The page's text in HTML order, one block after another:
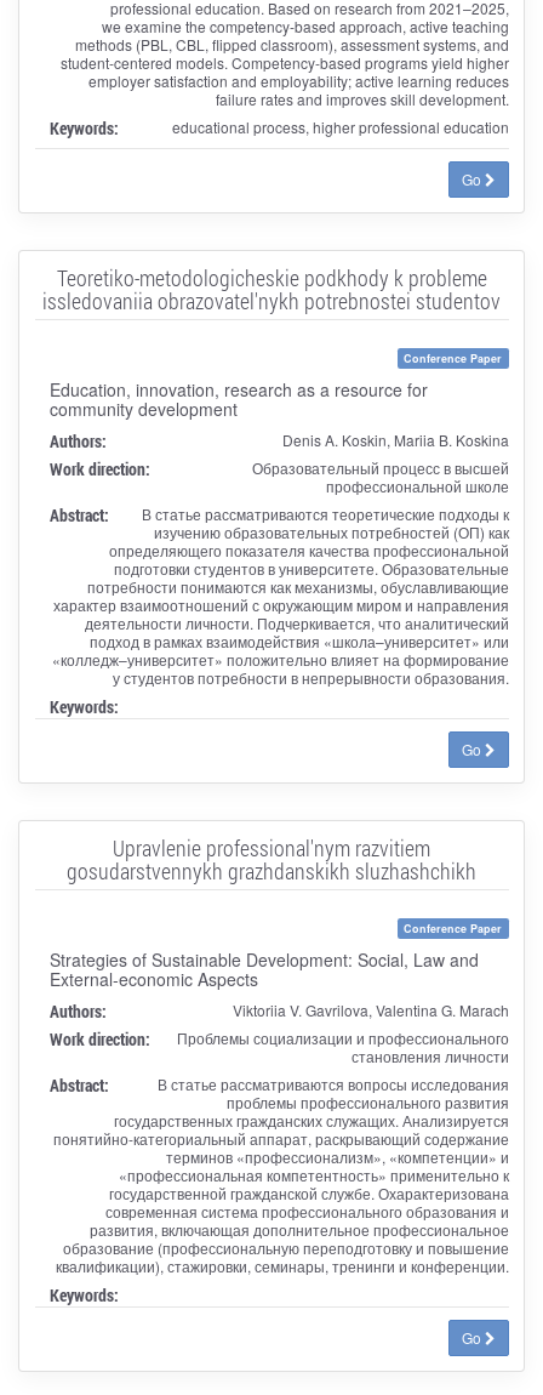
professional education. Based on research from 2021–2025,
we examine the competency-based approach, active teaching
methods (PBL, CBL, flipped classroom), assessment systems, and
student-centered models. Competency-based programs yield higher
employer satisfaction and employability; active learning reduces
failure rates and improves skill development.
Keywords: educational process, higher professional education
Go
Teoretiko-metodologicheskie podkhody k probleme
issledovaniia obrazovatel'nykh potrebnostei studentov
Conference Paper
Education, innovation, research as a resource for
community development
Authors: Denis A. Koskin, Mariia B. Koskina
Work direction:
Образовательный процесс в высшей
профессиональной школе
Abstract:
В статье рассматриваются теоретические подходы к
изучению образовательных потребностей (ОП) как
определяющего показателя качества профессиональной
подготовки студентов в университете. Образовательные
потребности понимаются как механизмы, обуславливающие
характер взаимоотношений с окружающим миром и направления
деятельности личности. Подчеркивается, что аналитический
подход в рамках взаимодействия «школа–университет» или
«колледж–университет» положительно влияет на формирование
у студентов потребности в непрерывности образования.
Keywords:
Go
Upravlenie professional'nym razvitiem
gosudarstvennykh grazhdanskikh sluzhashchikh
Conference Paper
Strategies of Sustainable Development: Social, Law and
External-economic Aspects
Authors: Viktoriia V. Gavrilova, Valentina G. Marach
Work direction:
Проблемы социализации и профессионального
становления личности
Abstract:
В статье рассматриваются вопросы исследования
проблемы профессионального развития
государственных гражданских служащих. Анализируется
понятийно-категориальный аппарат, раскрывающий содержание
терминов «профессионализм», «компетенции» и
«профессиональная компетентность» применительно к
государственной гражданской службе. Охарактеризована
современная система профессионального образования и
развития, включающая дополнительное профессиональное
образование (профессиональную переподготовку и повышение
квалификации), стажировки, семинары, тренинги и конференции.
Keywords:
Go